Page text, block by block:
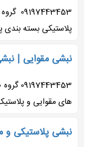
پلاستیکی بسته
نبشی مقوایی |
های مقوایی و
نبشی پلاستیکی و